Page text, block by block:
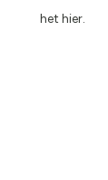
het hier.